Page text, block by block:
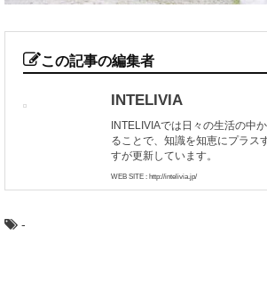
この記事の編集者
INTELIVIA
INTELIVIAでは日々の生活の中
ることで、知識を知恵にプラス
すが更新しています。
WEB SITE : http://intelivia.jp/
-